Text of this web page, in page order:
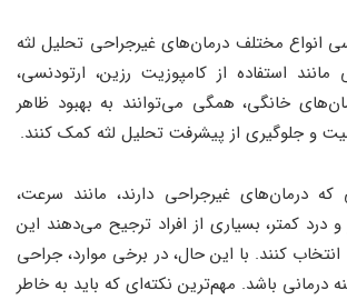
انواع مختلف درمان‌های غیرجراحی تحلیل لثه
استفاده از کامپوزیت رزین، ارتودنسی،
خانگی، همگی می‌توانند به بهبود ظاهر
و جلوگیری از پیشرفت تحلیل لثه کمک کنند.
که درمان‌های غیرجراحی دارند، مانند سرعت،
درد کمتر، بسیاری از افراد ترجیح می‌دهند این
کنند. با این حال، در برخی موارد، جراحی
درمانی باشد. مهم‌ترین نکته‌ای که باید به خاطر